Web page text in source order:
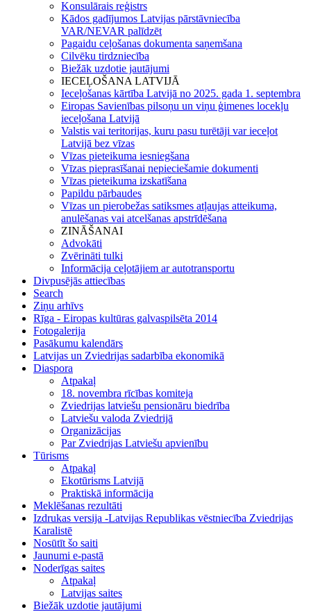
Konsulārais reģistrs
Kādos gadījumos Latvijas pārstāvniecība
VAR/NEVAR palīdzēt
Pagaidu ceļošanas dokumenta saņemšana
Cilvēku tirdzniecība
Biežāk uzdotie jautājumi
IECEĻOŠANA LATVIJĀ
Ieceļošanas kārtība Latvijā no 2025. gada 1. septembra
Eiropas Savienības pilsoņu un viņu ģimenes locekļu
ieceļošana Latvijā
Valstis vai teritorijas, kuru pasu turētāji var ieceļot
Latvijā bez vīzas
Vīzas pieteikuma iesniegšana
Vīzas pieprasīšanai nepieciešamie dokumenti
Vīzas pieteikuma izskatīšana
Papildu pārbaudes
Vīzas un pierobežas satiksmes atļaujas atteikuma,
anulēšanas vai atcelšanas apstrīdēšana
ZINĀŠANAI
Advokāti
Zvērināti tulki
Informācija ceļotājiem ar autotransportu
Divpusējās attiecības
Search
Ziņu arhīvs
Rīga - Eiropas kultūras galvaspilsēta 2014
Fotogalerija
Pasākumu kalendārs
Latvijas un Zviedrijas sadarbība ekonomikā
Diaspora
Atpakaļ
18. novembra rīcības komiteja
Zviedrijas latviešu pensionāru biedrība
Latviešu valoda Zviedrijā
Organizācijas
Par Zviedrijas Latviešu apvienību
Tūrisms
Atpakaļ
Ekotūrisms Latvijā
Praktiskā informācija
Meklēšanas rezultāti
Izdrukas versija -Latvijas Republikas vēstniecība Zviedrijas
Karalistē
Nosūtīt šo saiti
Jaunumi e-pastā
Noderīgas saites
Atpakaļ
Latvijas saites
Biežāk uzdotie jautājumi